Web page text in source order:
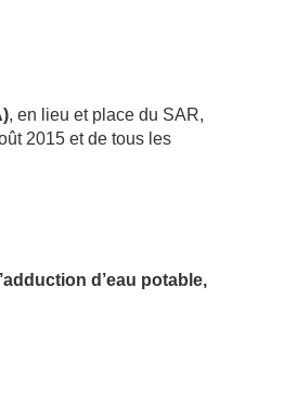
, en lieu et place du SAR,
2015 et de tous les
d’eau potable,